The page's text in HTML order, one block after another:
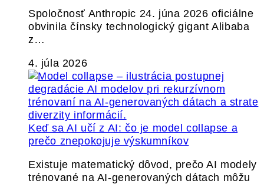
Spoločnosť Anthropic 24. júna 2026 oficiálne
obvinila čínsky technologický gigant Alibaba
z…
4. júla 2026
Keď sa AI učí z AI: čo je model collapse a
prečo znepokojuje výskumníkov
Existuje matematický dôvod, prečo AI modely
trénované na AI-generovaných dátach môžu